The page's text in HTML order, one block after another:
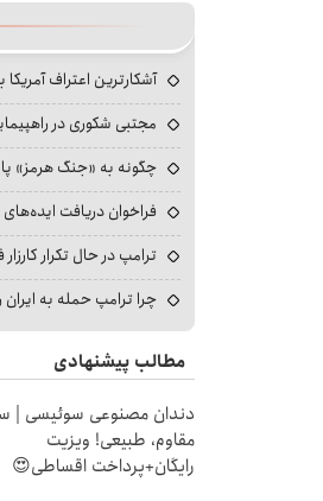
آشکارترین اعتراف
مجتبی شکوری در
چگونه به «جنگ هرمز»
فراخوان دریافت ایده‌های
ترامپ در حال تکرار
چرا ترامپ حمله به
مطالب پیشنهادی
دندان مصنوعی سوئیسی |
مقاوم، طبیعی! ویزیت
رایگان+پرداخت اقساطی😍